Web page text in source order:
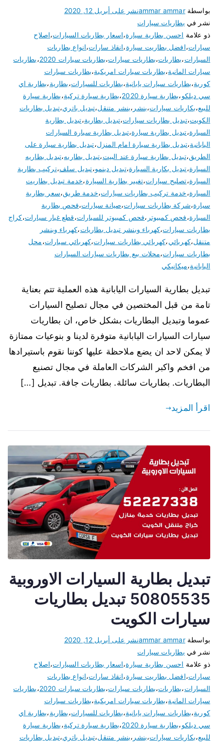
بواسطةammar ammarنشر على أبريل 12, 2020
نشر في بطاريات سيارات
ذو علامة احسن بطارية سيارة،اسعار بطاريات السيارات،اصلاح
سيارات،افضل بطاريت سيارة،انقاذ سارات،انواع بطاريات
السيارات،بطاريات،بطاريات سيارات،بطاريات سيارات 2020 ،بطاريات
سيارات المانية،بطاريات سيارات امريكية،بطاريات سيارات
كورية،بطاريات سيارات يابانية،بطاريات للسيارات،بطارية،بطارية اي
سي ديلكو،بطارية سيارة 2020 ،بطارية سيارة تركية،بطارية سيارة
للبيع،بكاريات سيارات،بنشر ،بنشر متنقل،تبديل باتري،تبديل بطاريات
الكويت،تبديل بطاريات سيارات،تبديل بطارية،تبديل بطارية
السيارة،تبديل بطارية سيارة،تبديل بطارية سيارة السيارات
اليابانية،تبديل بطارية سيارة امام المنزل،تبديل بطارية سيارة على
الطريق،تبديل بطارية سيارة عند البيت،تبديل بطاريه،تبديل بطاريه
السيارة،تبديل بكارية السيارة،تبديل دينمو،تبديل سلف،تركيب بطارية
السيارة،تصليح سيارات،تغيير بطارية السيارة،خدمة تبديل بطاريت
السيارة،خدمة تركيب بطاريات سيارات،خدمة طريق،سعر بطارية
سيارة،شركة بطاريات سيارات،صيانة سيارات،فحص بطارية
السيارة،فحص كمبيوتر ،فحص كمبيوتر للسيارات،قطع غيار سيارات،كراج
بطاريات سيارات،كهرباء وبنشر تبديل بطاريات،كهرباء وبنشر
متنقل،كهربائي،كهربائي بطاريات سيارات،كهربائي سيارات،محل
بطاريات سيارات،محلات بيع بطاريات سيارات السيارات
اليابانية،ميكانيكي
تبديل بطارية السيارات اليابانية هذه العملية تتم بعناية
تامة من قبل المختصين في مجال تصليح السيارات
عموما وتبديل البطاريات بشكل خاص، ان بطاريات
سيارات السيارات اليابانية متوفرة لدينا و بنوعيات ممتازة
لا يمكن لاحد ان يضع ملاحظة عليها كوننا نقوم باستيرادها
من افخم واكبر الشركات العاملة في مجال تصنيع
البطاريات. بطاريات سائلة. بطاريات جافة. تبديل […]
اقرأ المزيد
تبديل بطارية السيارات الاوروبية
50805535 تبديل بطاريات
سيارات الكويت
بواسطةammar ammarنشر على أبريل 12, 2020
نشر في بطاريات سيارات
ذو علامة احسن بطارية سيارة،اسعار بطاريات السيارات،اصلاح
سيارات،افضل بطاريت سيارة،انقاذ سارات،انواع بطاريات
السيارات،بطاريات،بطاريات سيارات،بطاريات سيارات 2020 ،بطاريات
سيارات المانية،بطاريات سيارات امريكية،بطاريات سيارات
كورية،بطاريات سيارات يابانية،بطاريات للسيارات،بطارية،بطارية اي
سي ديلكو،بطارية سيارة 2020 ،بطارية سيارة تركية،بطارية سيارة
للبيع،بكاريات سيارات،بنشر ،بنشر متنقل،تبديل باتري،تبديل بطاريات